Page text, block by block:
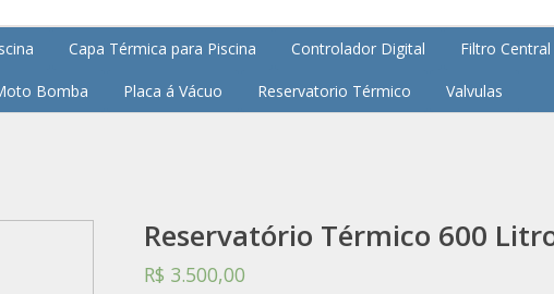
Capa Térmica para Piscina Controlador Digital Filtro
Bomba Placa á Vácuo Reservatorio Térmico Valvulas
Reservatório Térmico 600
R$ 3.500,00